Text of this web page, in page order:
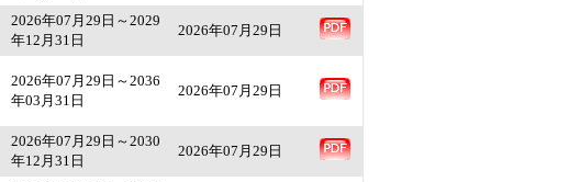
2026年07月29日～2029
年12月31日
2026年07月29日
2026年07月29日～2036
年03月31日
2026年07月29日
2026年07月29日～2030
年12月31日
2026年07月29日